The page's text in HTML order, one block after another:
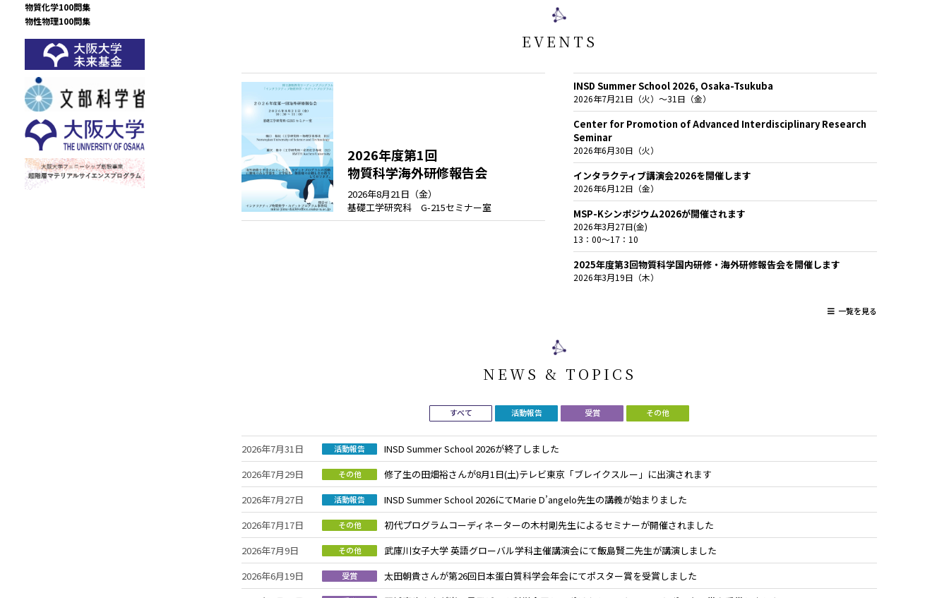
物質化学100問集
物性物理100問集
EVENTS
2026年度第1回
物質科学海外研修報告会
2026年8月21日（金）
基礎工学研究科 G-215セミナー室
INSD Summer School 2026, Osaka-Tsukuba
2026年7月21日（火）～31日（金）
Center for Promotion of Advanced Interdisciplinary Research
Seminar
2026年6月30日（火）
インタラクティブ講演会2026を開催します
2026年6月12日（金）
MSP-Kシンポジウム2026が開催されます
2026年3月27日(金)
13：00～17：10
2025年度第3回物質科学国内研修・海外研修報告会を開催します
2026年3月19日（木）
一覧を見る
NEWS & TOPICS
すべて 活動報告 受賞 その他
2026年7月31日 活動報告
INSD Summer School 2026が終了しました
2026年7月29日
その他
修了生の田畑裕さんが8月1日(土)テレビ東京「ブレイクスルー」に出演されます
2026年7月27日
活動報告
INSD Summer School 2026にてMarie D’angelo先生の講義が始まりました
2026年7月17日
その他
初代プログラムコーディネーターの木村剛先生によるセミナーが開催されました
2026年7月9日
その他
武庫川女子大学 英語グローバル学科主催講演会にて飯島賢二先生が講演しました
2026年6月19日
受賞
太田朝貴さんが第26回日本蛋白質科学会年会にてポスター賞を受賞しました